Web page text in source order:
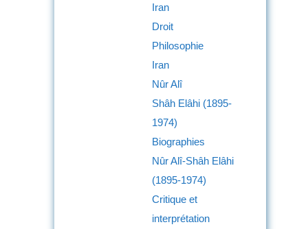
Iran
Droit
Philosophie
Iran
Nûr Alî
Shâh Elâhi (1895-
1974)
Biographies
Nûr Alî-Shâh Elâhi
(1895-1974)
Critique et
interprétation